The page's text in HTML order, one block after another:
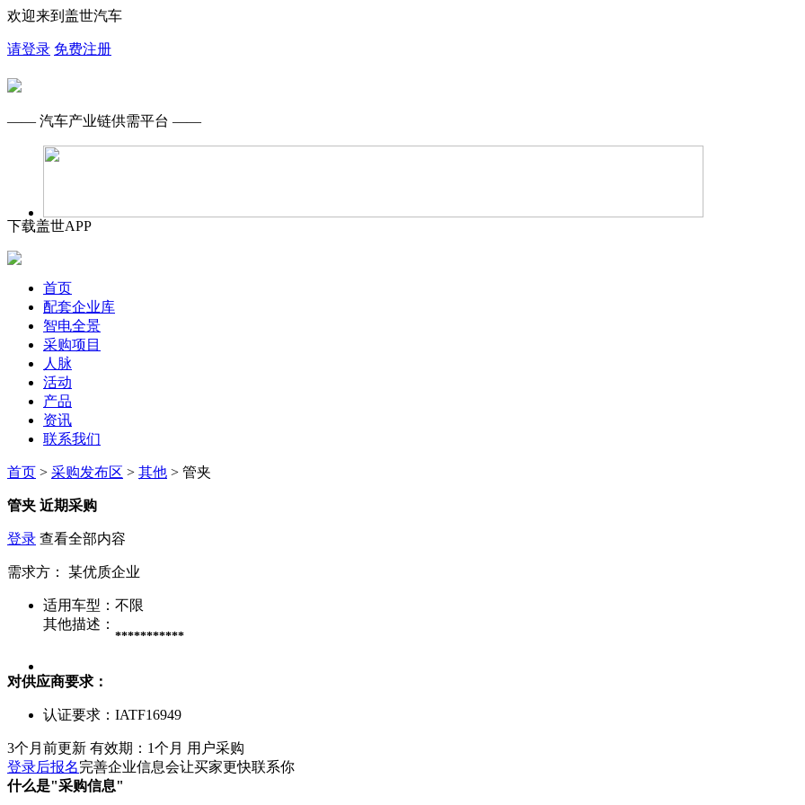
欢迎来到盖世汽车
请登录 免费注册
—— 汽车产业链供需平台 ——
下载盖世APP
首页
配套企业库
智电全景
采购项目
人脉
活动
产品
资讯
联系我们
首页 > 采购发布区 > 其他 > 管夹
管夹 近期采购
登录 查看全部内容
需求方： 某优质企业
适用车型： 不限
其他描述：
***********
对供应商要求：
认证要求： IATF16949
3个月前更新 有效期：1个月 用户采购
登录后报名完善企业信息会让买家更快联系你
什么是"采购信息"